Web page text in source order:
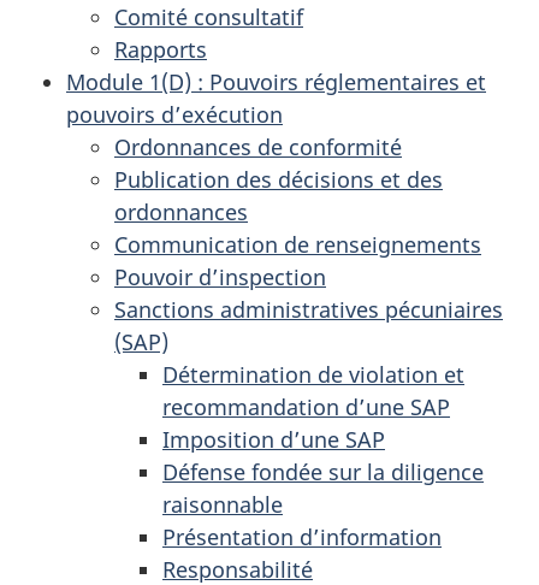
Comité consultatif
Rapports
Module 1(D) : Pouvoirs réglementaires et
pouvoirs d’exécution
Ordonnances de conformité
Publication des décisions et des
ordonnances
Communication de renseignements
Pouvoir d’inspection
Sanctions administratives pécuniaires
(SAP)
Détermination de violation et
recommandation d’une SAP
Imposition d’une SAP
Défense fondée sur la diligence
raisonnable
Présentation d’information
Responsabilité